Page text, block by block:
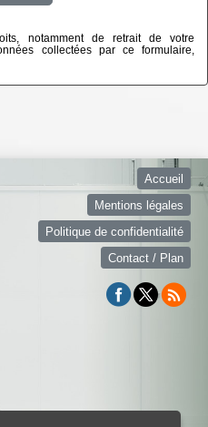
notamment de retrait de votre
collectées par ce formulaire,
Accueil
Mentions légales
Politique de confidentialité
Contact / Plan